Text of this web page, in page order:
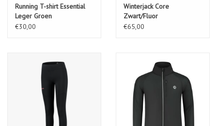
Running T-shirt Essential
Leger Groen
€30,00
Winterjack Core
Zwart/Fluor
€65,00